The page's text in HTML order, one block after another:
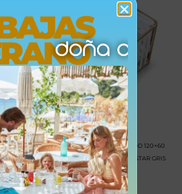
COTINFANT DOCO SLEEPING WOOD 120×60
NATURAL&BLANCO CON TEXTIL – STAR GRIS
MARCA: COTINFANT
835,00 €